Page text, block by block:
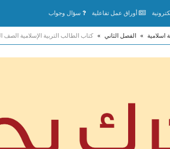
أوراق عمل تفاعلية سؤال وجواب
اسلامية » الفصل الثاني » كتاب الطالب التربية الإسلامية الصف